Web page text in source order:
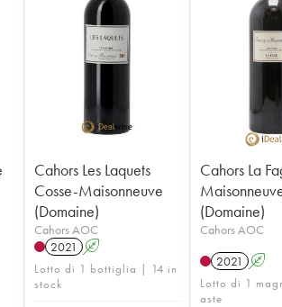
Cahors Les Laquets
Cosse-Maisonneuve
(Domaine)
Cahors AOC
2021 A
Lotto di 1 bottiglia | 14 in
stock
Cahors La
(Domaine)
Cahors AOC
2021
A
Lotto di 1
aste